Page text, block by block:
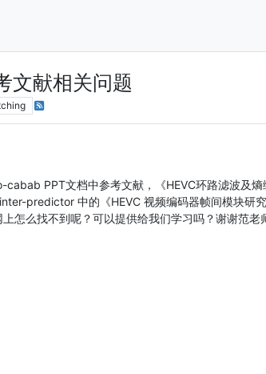
文献相关问题
PPT文档中参考文献，《HEVC环路滤波及
predictor 中的《HEVC 视频编码器帧间模块研
怎么找不到呢？可以提供给我们学习吗？谢谢范老